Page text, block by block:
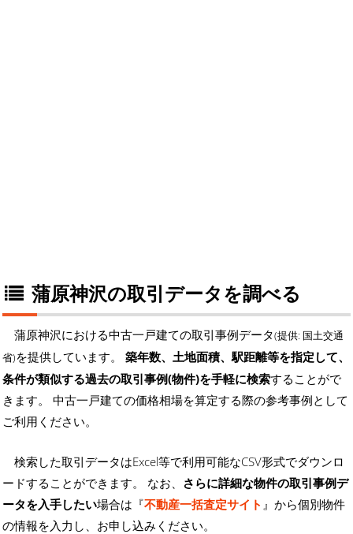
蒲原神沢の取引データを調べる
蒲原神沢における中古一戸建ての取引事例データ(提供: 国土交通
省)を提供しています。 築年数、土地面積、駅距離等を指定して、
条件が類似する過去の取引事例(物件)を手軽に検索することがで
きます。 中古一戸建ての価格相場を算定する際の参考事例として
ご利用ください。
検索した取引データはExcel等で利用可能なCSV形式でダウンロ
ードすることができます。 なお、 さらに詳細な物件の取引事例デ
ータを入手したい場合は『不動産一括査定サイト 』から個別物件
の情報を入力し、お申し込みください。